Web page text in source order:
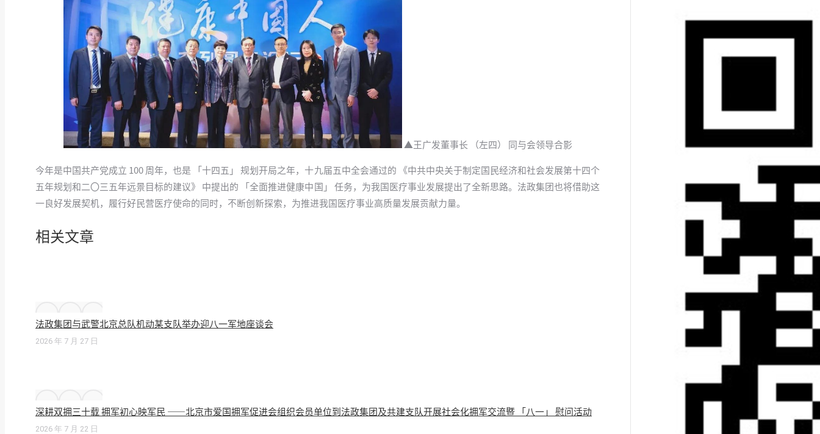
▲王广发董事长 （左四） 同与会领导合影
今年是中国共产党成立 100 周年，也是 「十四五」 规划开局之年，十九届五中全会通过的 《中共中央关于制定国民经济和社会发展第十四个
五年规划和二〇三五年远景目标的建议》 中提出的 「全面推进健康中国」 任务，为我国医疗事业发展提出了全新思路。法政集团也将借助这
一良好发展契机，履行好民营医疗使命的同时，不断创新探索，为推进我国医疗事业高质量发展贡献力量。
相关文章
法政集团与武警北京总队机动某支队举办迎八一军地座谈会
2026 年 7 月 27 日
深耕双拥三十载 拥军初心映军民 ——北京市爱国拥军促进会组织会员单位到法政集团及共建支队开展社会化拥军交流暨 「八一」 慰问活动
2026 年 7 月 22 日